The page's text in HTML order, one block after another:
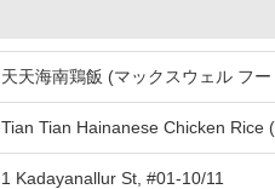
天天海南鶏飯 (マックスウェル フ
Tian Tian Hainanese Chicken Rice
1 Kadayanallur St, #01-10/11